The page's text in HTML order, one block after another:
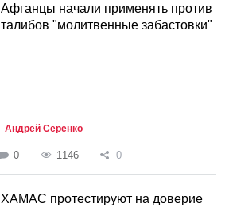
Афганцы начали применять против
талибов "молитвенные забастовки"
Андрей Серенко
0 1146 0
ХАМАС протестируют на доверие